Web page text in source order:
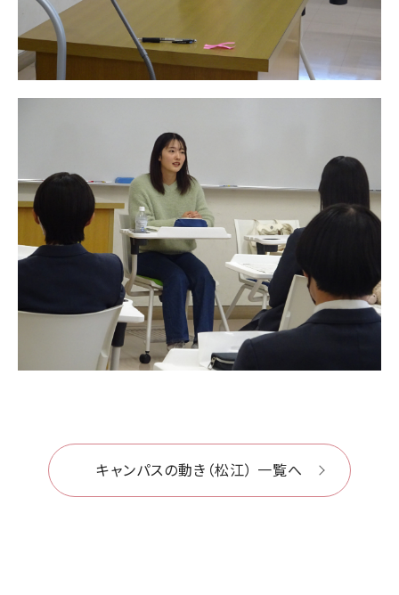
キャンパスの動き（松江） 一覧へ